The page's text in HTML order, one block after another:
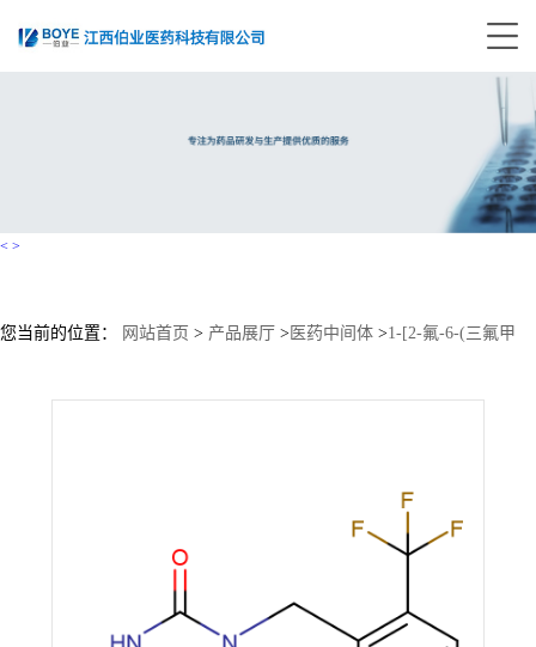
< >
您当前的位置： 网站首页 > 产品展厅 > 医药中间体 >1-[2-氟-6-(三氟甲